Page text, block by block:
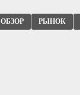
ОБЗОР РЫНОК